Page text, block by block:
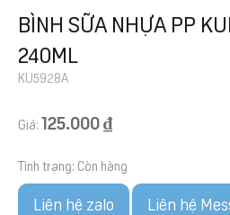
BÌNH SỮA NHỰA PP
240ML
KU5928A
Giá: 125.000 ₫
Tình trạng: Còn hàng
Liên hệ zalo Liên hệ